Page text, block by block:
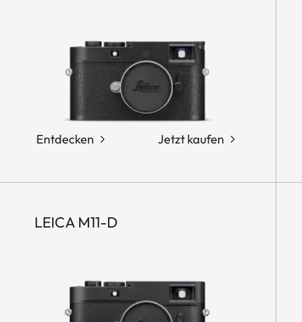
Entdecken Jetzt kaufen
LEICA M11-D